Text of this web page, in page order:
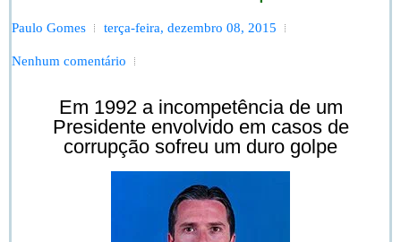
Paulo Gomes terça-feira, dezembro 08, 2015
Nenhum comentário
Em 1992 a incompetência de um
Presidente envolvido em casos de
corrupção sofreu um duro golpe